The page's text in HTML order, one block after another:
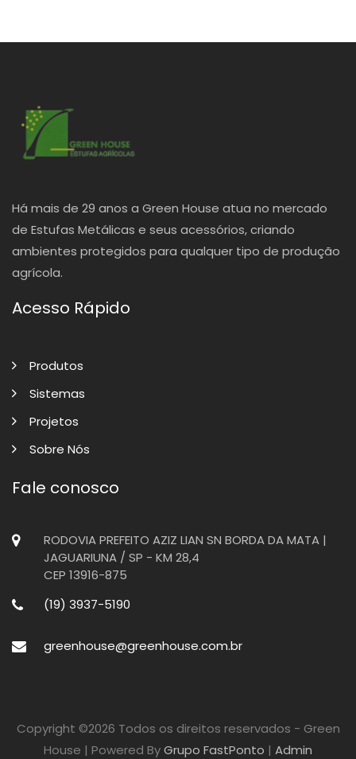
Sobre Nós
Há mais de 29 anos a Green House atua no mercado
de Estufas Metálicas e seus acessórios, criando
ambientes protegidos para qualquer tipo de produção
agrícola.
Acesso Rápido
Produtos
Sistemas
Projetos
Sobre Nós
Fale conosco
RODOVIA PREFEITO AZIZ LIAN SN BORDA DA MATA |
JAGUARIUNA / SP - KM 28,4
CEP 13916-875
(19) 3937-5190
greenhouse@greenhouse.com.br
Copyright ©2026 Todos os direitos reservados - Green
House | Powered ByGrupo FastPonto | Admin